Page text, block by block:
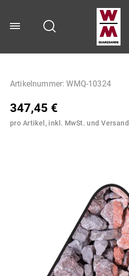
Artikelnummer: WMQ-10324
347,45 €
pro Artikel, inkl. MwSt. und Versand